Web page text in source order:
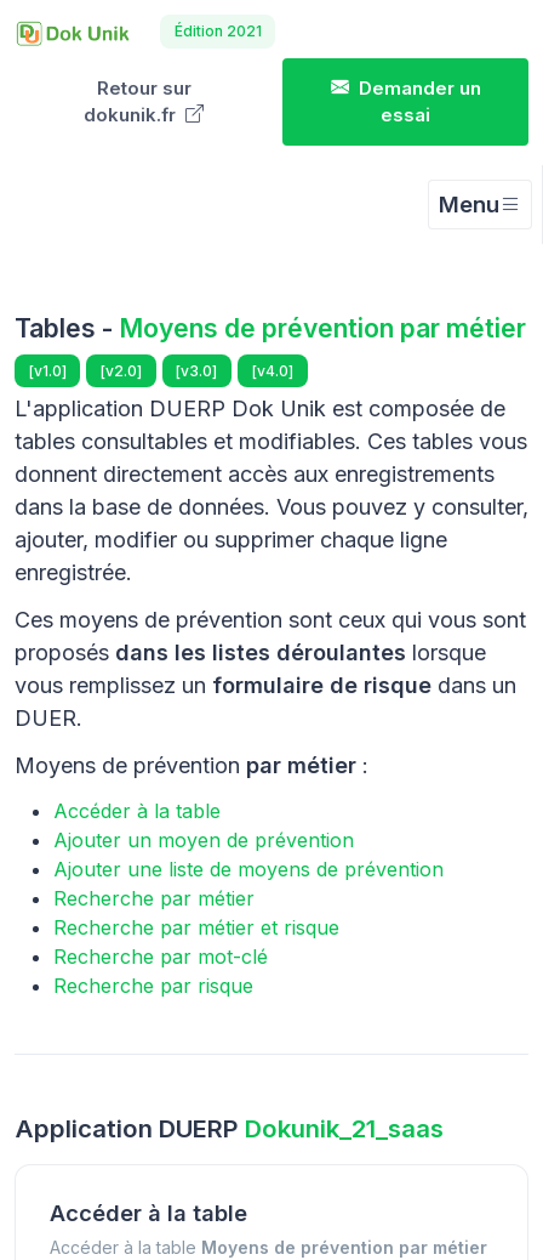
Édition 2021
Retour sur
dokunik.fr
Demander un
essai
Menu
Tables - Moyens de prévention par métier
[v1.0] [v2.0] [v3.0] [v4.0]
L'application DUERP Dok Unik est composée de
tables consultables et modifiables. Ces tables vous
donnent directement accès aux enregistrements
dans la base de données. Vous pouvez y consulter,
ajouter, modifier ou supprimer chaque ligne
enregistrée.
Ces moyens de prévention sont ceux qui vous sont
proposés dans les listes déroulantes lorsque
vous remplissez un formulaire de risque dans un
DUER.
Moyens de prévention par métier :
Accéder à la table
Ajouter un moyen de prévention
Ajouter une liste de moyens de prévention
Recherche par métier
Recherche par métier et risque
Recherche par mot-clé
Recherche par risque
Application DUERP Dokunik_21_saas
Accéder à la table
Accéder à la table Moyens de prévention par métier